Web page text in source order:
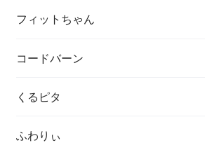
フィットちゃん
コードバーン
くるピタ
ふわりぃ